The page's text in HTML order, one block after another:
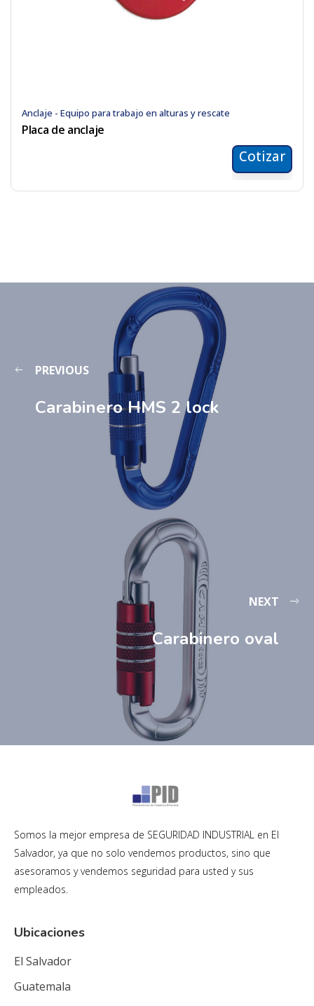
Anclaje - Equipo para trabajo en alturas y rescate
Placa de anclaje
Cotizar
PREVIOUS
Carabinero HMS 2 lock
NEXT
Carabinero oval
Somos la mejor empresa de SEGURIDAD INDUSTRIAL en El
Salvador, ya que no solo vendemos productos, sino que
asesoramos y vendemos seguridad para usted y sus
empleados.
Ubicaciones
El Salvador
Guatemala